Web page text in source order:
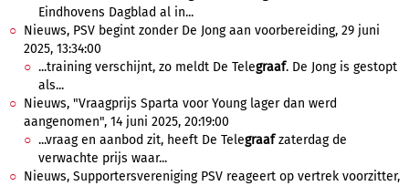
Eindhovens Dagblad al in...
Nieuws, PSV begint zonder De Jong aan voorbereiding, 29 juni
2025, 13:34:00
...training verschijnt, zo meldt De Telegraaf. De Jong is gestopt
als...
Nieuws, "Vraagprijs Sparta voor Young lager dan werd
aangenomen", 14 juni 2025, 20:19:00
...vraag en aanbod zit, heeft De Telegraafzaterdag de
verwachte prijs waar...
Nieuws, Supportersvereniging PSV reageert op vertrek voorzitter,